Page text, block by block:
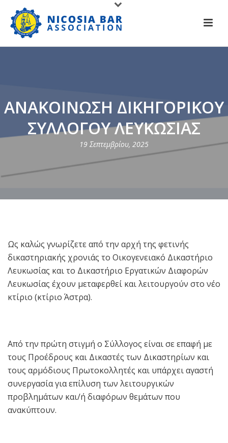
ΑΝΑΚΟΙΝΩΣΗ ΔΙΚΗΓΟΡΙΚΟΥ
ΣΥΛΛΟΓΟΥ ΛΕΥΚΩΣΙΑΣ
19 Σεπτεμβρίου, 2025
Ως καλώς γνωρίζετε από την αρχή της φετινής
δικαστηριακής χρονιάς το Οικογενειακό Δικαστήριο
Λευκωσίας και το Δικαστήριο Εργατικών Διαφορών
Λευκωσίας έχουν μεταφερθεί και λειτουργούν στο νέο
κτίριο (κτίριο Άστρα).
Από την πρώτη στιγμή ο Σύλλογος είναι σε επαφή με
τους Προέδρους και Δικαστές των Δικαστηρίων και
τους αρμόδιους Πρωτοκολλητές και υπάρχει αγαστή
συνεργασία για επίλυση των λειτουργικών
προβλημάτων και/ή διαφόρων θεμάτων που
ανακύπτουν.